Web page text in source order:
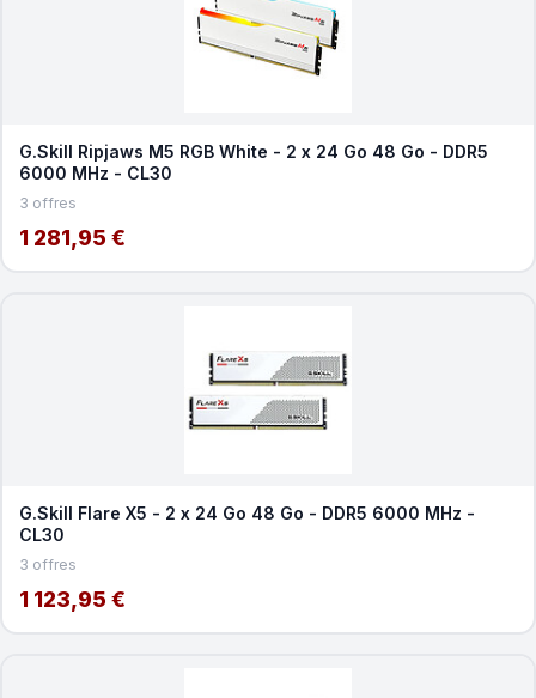
G.Skill Ripjaws M5 RGB White - 2 x 24 Go 48 Go - DDR5
6000 MHz - CL30
3 offres
1 281,95 €
G.Skill Flare X5 - 2 x 24 Go 48 Go - DDR5 6000 MHz -
CL30
3 offres
1 123,95 €